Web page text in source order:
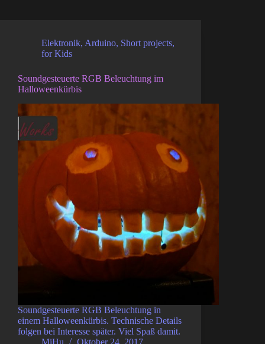
Elektronik, Arduino, Short projects,
for Kids
Soundgesteuerte RGB Beleuchtung im
Halloweenkürbis
Soundgesteuerte RGB Beleuchtung in
einem Halloweenkürbis. Technische Details
folgen bei Interesse später. Viel Spaß damit.